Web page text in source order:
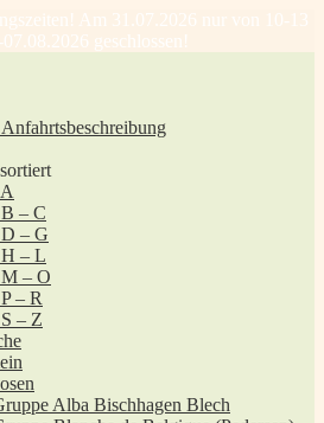
Am 31.07.2026 nur von 10-13
geschlossen!
– C
– G
– L
– O
– R
– Z
Alba Bischhagen Blech